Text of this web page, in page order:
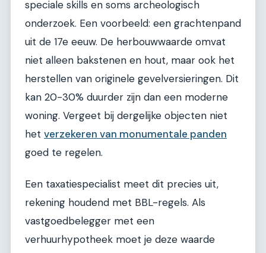
speciale skills en soms archeologisch
onderzoek. Een voorbeeld: een grachtenpand
uit de 17e eeuw. De herbouwwaarde omvat
niet alleen bakstenen en hout, maar ook het
herstellen van originele gevelversieringen. Dit
kan 20-30% duurder zijn dan een moderne
woning. Vergeet bij dergelijke objecten niet
het verzekeren van monumentale panden
goed te regelen.
Een taxatiespecialist meet dit precies uit,
rekening houdend met BBL-regels. Als
vastgoedbelegger met een
verhuurhypotheek moet je deze waarde